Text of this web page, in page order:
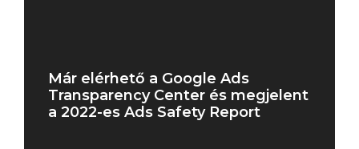
Már elérhető a Google Ads
Transparency Center és megjelent
a 2022-es Ads Safety Report